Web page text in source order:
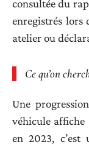
consultée du
enregistrés lors
atelier ou
Ce qu’on
Une
véhicule
en 2023,